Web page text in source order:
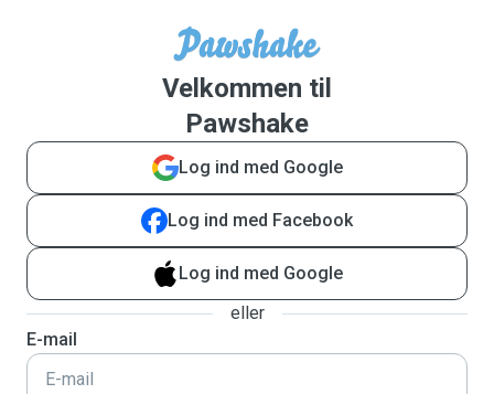
Velkommen til
Pawshake
Log ind med Google
Log ind med Facebook
Log ind med Google
eller
E-mail